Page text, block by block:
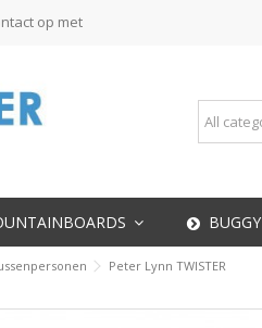
op met
BUGGY
Peter Lynn TWISTER